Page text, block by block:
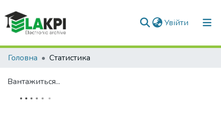
Увійти (current)
Головна Статистика
Вантажиться...